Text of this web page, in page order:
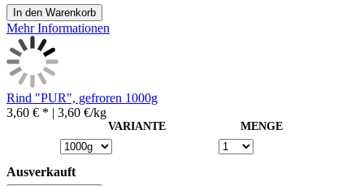
In den Warenkorb
Mehr Informationen
Rind "PUR", gefroren 1000g
3,60 € * | 3,60 €/kg
VARIANTE MENGE
Ausverkauft